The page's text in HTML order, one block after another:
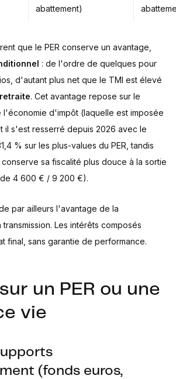
abattement)
que le PER conserve un avantage,
: de l'ordre de quelques pour
d'autant plus net que le TMI est élevé
. Cet avantage repose sur le
l'économie d'impôt (laquelle est imposée
il s'est resserré depuis 2026 avec le
% sur les plus-values du PER, tandis
sa fiscalité plus douce à la sortie
4 600 € / 9 200 €).
par ailleurs l'avantage de la
Les intérêts composés
final, sans garantie de performance.
un PER ou une
vie
(fonds euros,